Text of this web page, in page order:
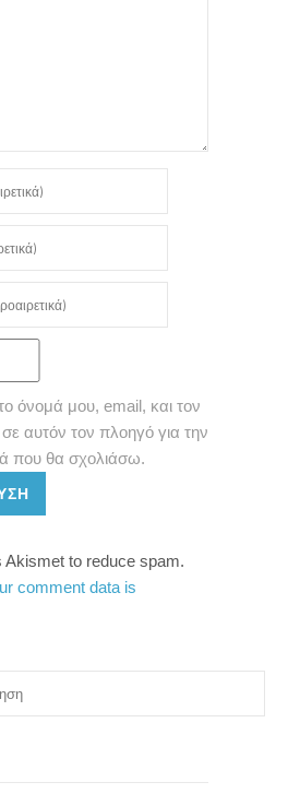
όνομά μου, email, και τον
αυτόν τον πλοηγό για την
που θα σχολιάσω.
Akismet to reduce spam.
comment data is